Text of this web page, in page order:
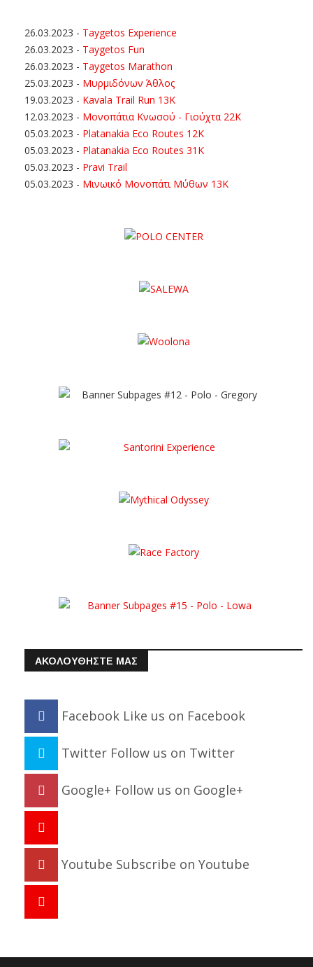
26.03.2023 - Taygetos Experience
26.03.2023 - Taygetos Fun
26.03.2023 - Taygetos Marathon
25.03.2023 - Μυρμιδόνων Άθλος
19.03.2023 - Kavala Trail Run 13K
12.03.2023 - Μονοπάτια Κνωσού - Γιούχτα 22Κ
05.03.2023 - Platanakia Eco Routes 12K
05.03.2023 - Platanakia Eco Routes 31K
05.03.2023 - Pravi Trail
05.03.2023 - Μινωικό Μονοπάτι Μύθων 13Κ
ΑΚΟΛΟΥΘΗΣΤΕ ΜΑΣ
Facebook Like us on Facebook
Twitter Follow us on Twitter
Google+ Follow us on Google+
Youtube Subscribe on Youtube